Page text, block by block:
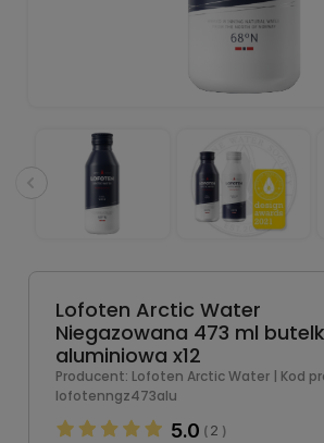
Lofoten Arctic Water
Niegazowana 473 ml
aluminiowa x12
Producent: Lofoten Arctic Water | Kod
lofotenngz473alu
5.0 ( 2 )